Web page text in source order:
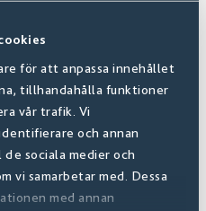
för att anpassa innehållet
tillhandahålla funktioner
vår trafik. Vi
och annan
sociala medier och
vi samarbetar med. Dessa
med annan